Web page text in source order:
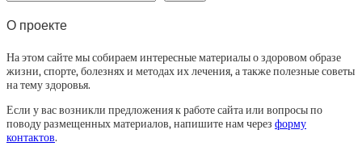
О проекте
На этом сайте мы собираем интересные материалы о здоровом образе
жизни, спорте, болезнях и методах их лечения, а также полезные советы
на тему здоровья.
Если у вас возникли предложения к работе сайта или вопросы по
поводу размещенных материалов, напишите нам через форму
контактов.